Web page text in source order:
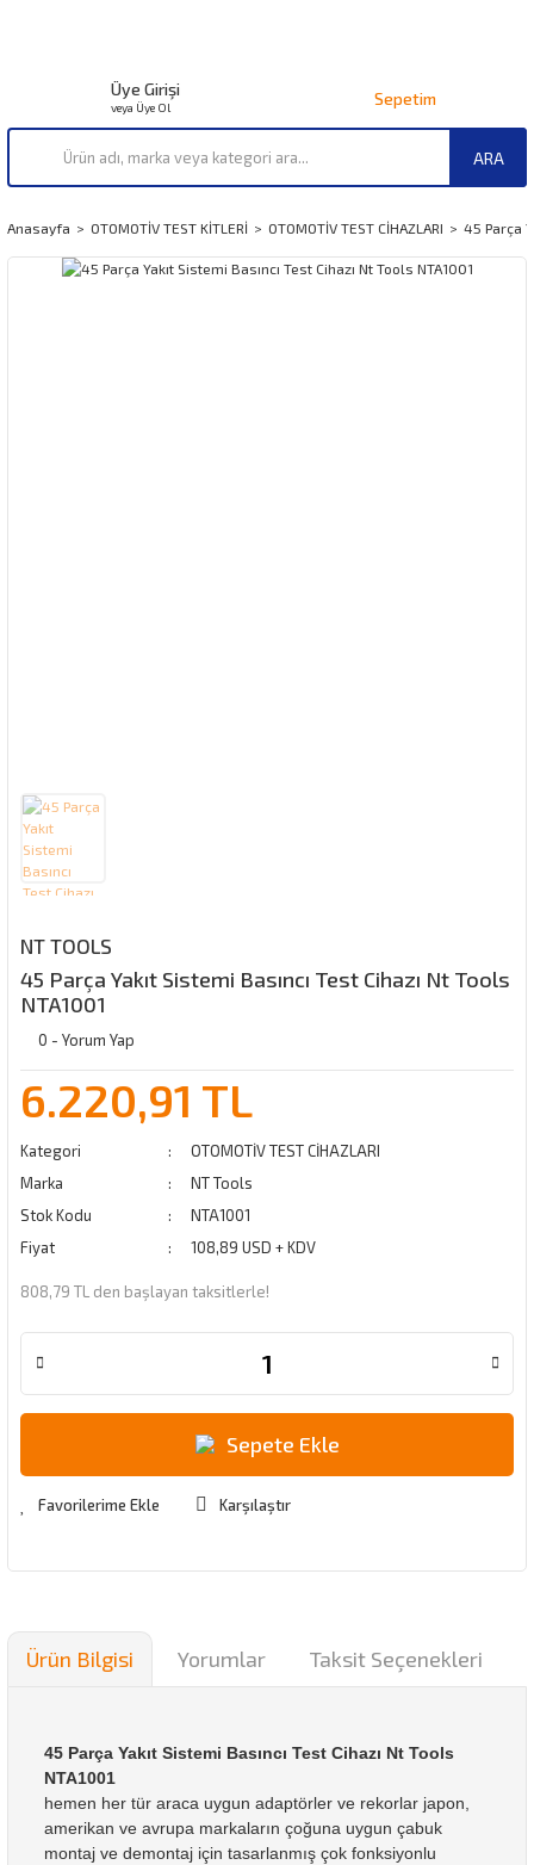
ARA
Üye Girişi
veya Üye Ol Sepetim
Anasayfa OTOMOTİV TEST KİTLERİ OTOMOTİV TEST CİHAZLARI 45 Parça
NT TOOLS
45 Parça Yakıt Sistemi Basıncı Test Cihazı Nt Tools
NTA1001
0 - Yorum Yap
6.220,91 TL
Kategori
OTOMOTİV TEST CİHAZLARI
Marka
NT Tools
Stok Kodu
NTA1001
Fiyat
108,89 USD + KDV
808,79 TL den başlayan taksitlerle!
Sepete Ekle
Karşılaştır
Ürün Bilgisi Yorumlar Taksit Seçenekleri
45 Parça Yakıt Sistemi Basıncı Test Cihazı Nt Tools
NTA1001
hemen her tür araca uygun adaptörler ve rekorlar japon,
amerikan ve avrupa markaların çoğuna uygun çabuk
montaj ve demontaj için tasarlanmış çok fonksiyonlu